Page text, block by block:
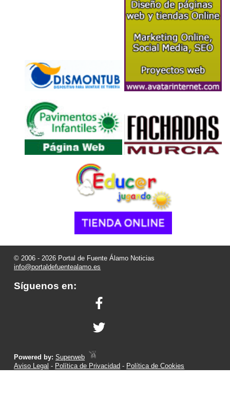
© 2006 - 2026 Portal de Fuente Álamo Noticias
info@portaldefuentealamo.es
Síguenos en:
Powered by:Superweb
Aviso Legal - Política de Privacidad - Política de Cookies